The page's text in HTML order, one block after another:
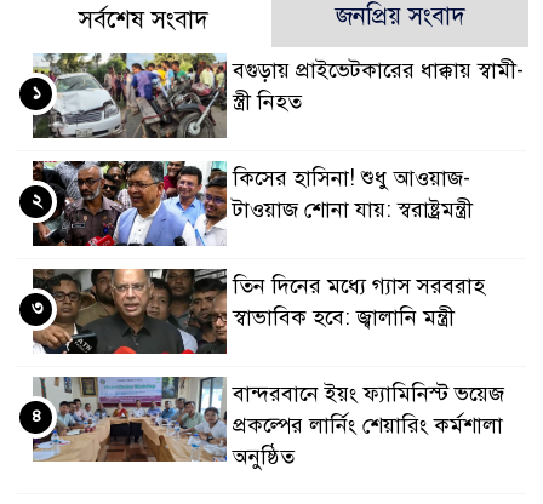
সর্বশেষ সংবাদ জনপ্রিয় সংবাদ
বগুড়ায় প্রাইভেটকারের ধাক্কায় স্বামী-
স্ত্রী নিহত
১
কিসের হাসিনা! শুধু আওয়াজ-
টাওয়াজ শোনা যায়: স্বরাষ্ট্রমন্ত্রী
২
তিন দিনের মধ্যে গ্যাস সরবরাহ
স্বাভাবিক হবে: জ্বালানি মন্ত্রী
৩
বান্দরবানে ইয়ং ফ্যামিনিস্ট ভয়েজ
প্রকল্পের লার্নিং শেয়ারিং কর্মশালা
অনুষ্ঠিত
৪